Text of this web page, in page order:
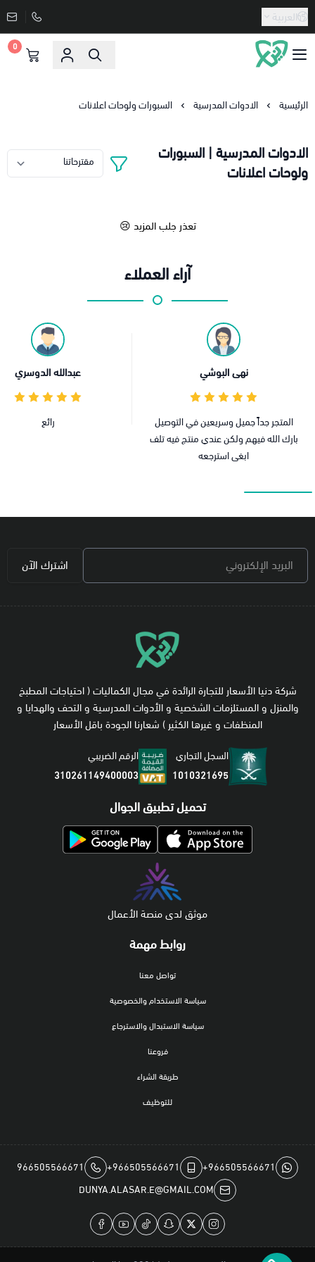
العربية
دنيا الاسعار
0
الرئيسية الادوات المدرسية السبورات ولوحات اعلانات
الادوات المدرسية | السبورات
ولوحات اعلانات
تعذر جلب المزيد 😢
آراء العملاء
في التوصيل
منتج فيه تلف
البريد الإلكتروني
اشترك الآن
روابط مهمة
تواصل معنا
سياسة الاستخدام والخصوصية
سياسة الاستبدال والاسترجاع
فروعنا
طريقة الشراء
للتوظيف
شركة دنيا الأسعار للتجارة الرائدة في مجال الكماليات ( احتياجات المطبخ
والمنزل و المستلزمات الشخصية و الأدوات المدرسية و التحف والهدايا و
المنظفات و غيرها الكثير ) شعارنا الجودة باقل الأسعار
السجل التجاري
1010321695
الرقم الضريبي
310261149400003
تحميل تطبيق الجوال
موثق لدى منصة الأعمال
+966505566671
+966505566671
966505566671
DUNYA.ALASAR.E@GMAIL.COM